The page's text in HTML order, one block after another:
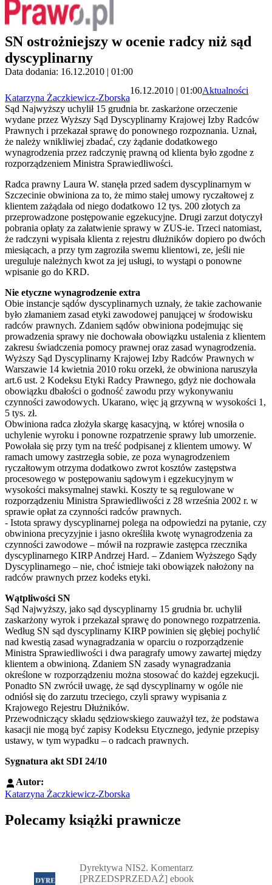
SN ostrożniejszy w ocenie radcy niż sąd
dyscyplinarny
Data dodania: 16.12.2010 | 01:00
Katarzyna Żaczkiewicz-Zborska
16.12.2010 | 01:00Aktualności
Sąd Najwyższy uchylił 15 grudnia br. zaskarżone orzeczenie
wydane przez Wyższy Sąd Dyscyplinarny Krajowej Izby Radców
Prawnych i przekazał sprawę do ponownego rozpoznania. Uznał,
że należy wnikliwiej zbadać, czy żądanie dodatkowego
wynagrodzenia przez radczynię prawną od klienta było zgodne z
rozporządzeniem Ministra Sprawiedliwości.
Radca prawny Laura W. stanęła przed sadem dyscyplinarnym w
Szczecinie obwiniona za to, że mimo stałej umowy ryczałtowej z
klientem zażądała od niego dodatkowo 12 tys. 200 złotych za
przeprowadzone postępowanie egzekucyjne. Drugi zarzut dotyczył
pobrania opłaty za załatwienie sprawy w ZUS-ie. Trzeci natomiast,
że radczyni wypisała klienta z rejestru dłużników dopiero po dwóch
miesiącach, a przy tym zagroziła swemu klientowi, ze, jeśli nie
ureguluje należnych kwot za jej usługi, to wystąpi o ponowne
wpisanie go do KRD.
Nie etyczne wynagrodzenie extra
Obie instancje sądów dyscyplinarnych uznały, że takie zachowanie
było złamaniem zasad etyki zawodowej panującej w środowisku
radców prawnych. Zdaniem sądów obwiniona podejmując się
prowadzenia sprawy nie dochowała obowiązku ustalenia z klientem
zakresu świadczenia pomocy prawnej oraz zasad wynagrodzenia.
Wyższy Sąd Dyscyplinarny Krajowej Izby Radców Prawnych w
Warszawie 14 kwietnia 2010 roku orzekł, że obwiniona naruszyła
art.6 ust. 2 Kodeksu Etyki Radcy Prawnego, gdyż nie dochowała
obowiązku dbałości o godność zawodu przy wykonywaniu
czynności zawodowych. Ukarano, więc ją grzywną w wysokości 1,
5 tys. zł.
Obwiniona radca złożyła skargę kasacyjną, w której wnosiła o
uchylenie wyroku i ponowne rozpatrzenie sprawy lub umorzenie.
Powołała się przy tym na treść podpisanej z klientem umowy. W
ramach umowy zastrzegła sobie, ze poza wynagrodzeniem
ryczałtowym otrzyma dodatkowo zwrot kosztów zastępstwa
procesowego w postępowaniu sądowym i egzekucyjnym w
wysokości maksymalnej stawki. Koszty te są regulowane w
rozporządzeniu Ministra Sprawiedliwości z 28 września 2002 r. w
sprawie opłat za czynności radców prawnych.
- Istota sprawy dyscyplinarnej polega na odpowiedzi na pytanie, czy
obwiniona precyzyjnie i jasno określiła kwotę wynagrodzenia za
czynności zawodowe – mówił na rozprawie zastępca rzecznika
dyscyplinarnego KIRP Andrzej Hard. – Zdaniem Wyższego Sądy
Dyscyplinarnego – nie, choć istnieje taki obowiązek nałożony na
radców prawnych przez kodeks etyki.
Wątpliwości SN
Sąd Najwyższy, jako sąd dyscyplinarny 15 grudnia br. uchylił
zaskarżony wyrok i przekazał sprawę do ponownego rozpatrzenia.
Według SN sąd dyscyplinarny KIRP powinien się głębiej pochylić
nad kwestią zasad wynagradzania w oparciu o rozporządzenie
Ministra Sprawiedliwości i dwa paragrafy umowy zawartej między
klientem a obwinioną. Zdaniem SN zasady wynagradzania
określone w rozporządzeniu można stosować do każdej egzekucji.
Ponadto SN zwrócił uwagę, że sąd dyscyplinarny w ogóle nie
odniósł się do zarzutu trzeciego, czyli sprawy wypisania z
Krajowego Rejestru Dłużników.
Przewodniczący składu sędziowskiego zauważył tez, że podstawa
kasacji nie mogą być zapisy Kodeksu Etycznego, jedynie przepisy
ustawy, w tym wypadku – o radcach prawnych.
Sygnatura akt SDI 24/10
Autor:
Katarzyna Żaczkiewicz-Zborska
Polecamy książki prawnicze
Dyrektywa NIS2. Komentarz
[PRZEDSPRZEDAŻ] ebook